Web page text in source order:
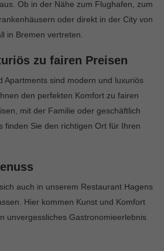
Ob in der Nähe zum Flughafen, zum
oder direkt in der City von
in Bremen vertreten.
zu fairen Preisen
Apartments sind modern und luxuriös
den perfekten Komfort zu fairen
mit der Familie oder geschäftlich
finden Sie den richtigen Ort für Ihren
auch in unserem Restaurant Hagens
Hier kommen Kunst und Komfort
unvergessliches Gastronomieerlebnis